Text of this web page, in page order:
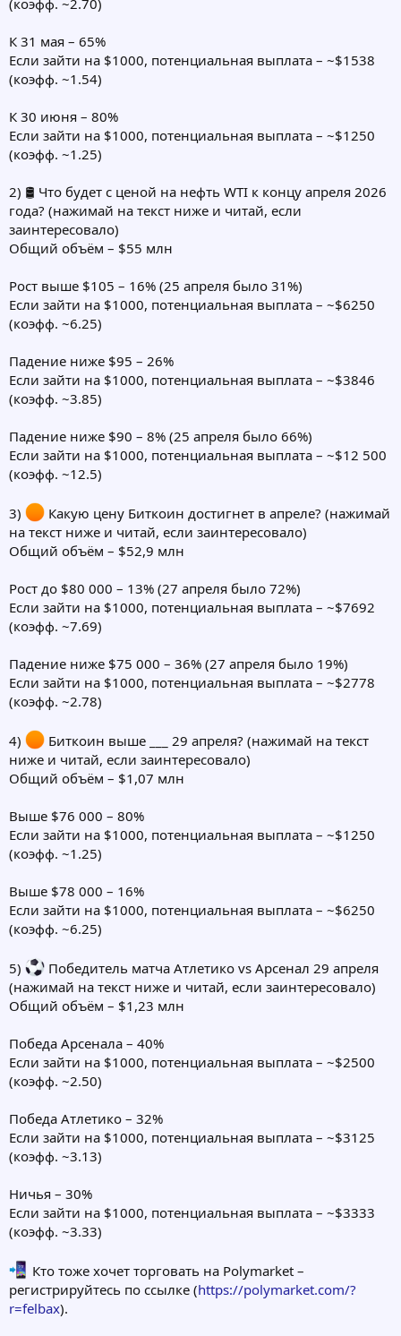
(коэфф. ~2.70)
К 31 мая – 65%
Если зайти на $1000, потенциальная выплата – ~$1538
(коэфф. ~1.54)
К 30 июня – 80%
Если зайти на $1000, потенциальная выплата – ~$1250
(коэфф. ~1.25)
2) 🛢 Что будет с ценой на нефть WTI к концу апреля 2026
года? (нажимай на текст ниже и читай, если
заинтересовало)
Общий объём – $55 млн
Рост выше $105 – 16% (25 апреля было 31%)
Если зайти на $1000, потенциальная выплата – ~$6250
(коэфф. ~6.25)
Падение ниже $95 – 26%
Если зайти на $1000, потенциальная выплата – ~$3846
(коэфф. ~3.85)
Падение ниже $90 – 8% (25 апреля было 66%)
Если зайти на $1000, потенциальная выплата – ~$12 500
(коэфф. ~12.5)
3)
Какую цену Биткоин достигнет в апреле? (нажимай
на текст ниже и читай, если заинтересовало)
Общий объём – $52,9 млн
Рост до $80 000 – 13% (27 апреля было 72%)
Если зайти на $1000, потенциальная выплата – ~$7692
(коэфф. ~7.69)
Падение ниже $75 000 – 36% (27 апреля было 19%)
Если зайти на $1000, потенциальная выплата – ~$2778
(коэфф. ~2.78)
4)
Биткоин выше ___ 29 апреля? (нажимай на текст
ниже и читай, если заинтересовало)
Общий объём – $1,07 млн
Выше $76 000 – 80%
Если зайти на $1000, потенциальная выплата – ~$1250
(коэфф. ~1.25)
Выше $78 000 – 16%
Если зайти на $1000, потенциальная выплата – ~$6250
(коэфф. ~6.25)
5)
Победитель матча Атлетико vs Арсенал 29 апреля
(нажимай на текст ниже и читай, если заинтересовало)
Общий объём – $1,23 млн
Победа Арсенала – 40%
Если зайти на $1000, потенциальная выплата – ~$2500
(коэфф. ~2.50)
Победа Атлетико – 32%
Если зайти на $1000, потенциальная выплата – ~$3125
(коэфф. ~3.13)
Ничья – 30%
Если зайти на $1000, потенциальная выплата – ~$3333
(коэфф. ~3.33)
Кто тоже хочет торговать на Polymarket –
регистрируйтесь по ссылке (https://polymarket.com/?
r=felbax).